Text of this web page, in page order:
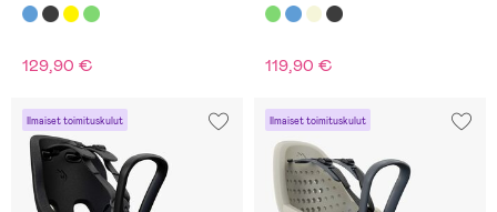
129,90 € 119,90 €
Ilmaiset toimituskulut Ilmaiset toimituskulut